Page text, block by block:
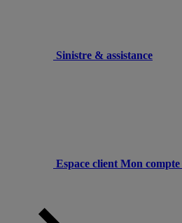
Sinistre & assistance
Espace client Mon compte